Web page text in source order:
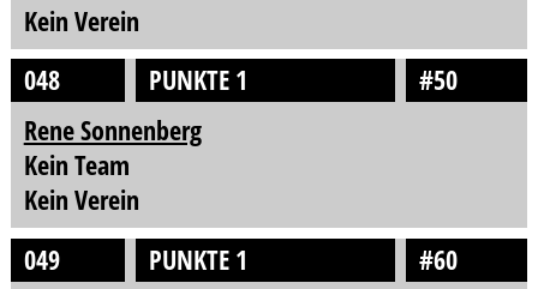
Kein Verein
048
PUNKTE 1
#50
Rene Sonnenberg
Kein Team
Kein Verein
049
PUNKTE 1
#60